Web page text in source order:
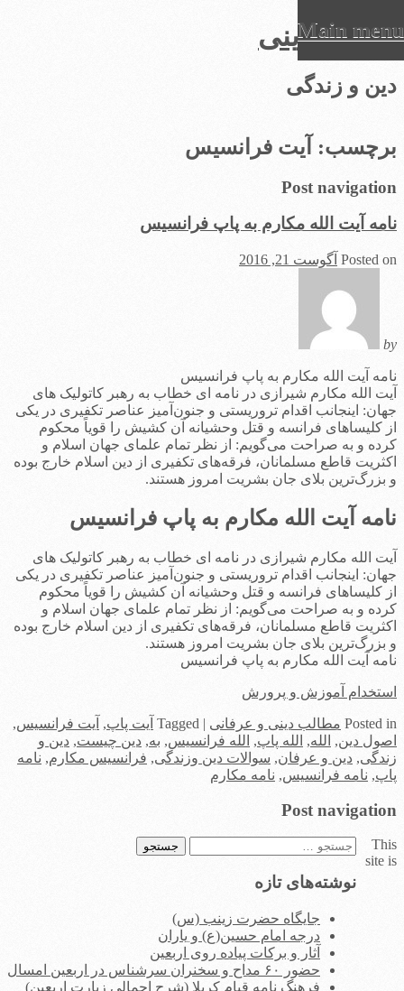
عرفان دینی
دین و زندگی
Main menu
to
content
برچسب: آیت فرانسیس
Post navigation
نامه آیت الله مکارم به پاپ فرانسیس
Posted on آگوست 21, 2016
by
نامه آیت الله مکارم به پاپ فرانسیس
آیت الله مکارم شیرازی در نامه ای خطاب به رهبر کاتولیک های
جهان: اینجانب اقدام تروریستی و جنون‌آمیز عناصر تکفیری در یکی
از کلیساهای فرانسه و قتل وحشیانه آن کشیش را قویاً محکوم
کرده و به صراحت می‌گویم: از نظر تمام علمای جهان اسلام و
اکثریت قاطع مسلمانان، فرقه‌های تکفیری از دین اسلام خارج بوده
و بزرگ‌ترین بلای جان بشریت امروز هستند.
نامه آیت الله مکارم به پاپ فرانسیس
آیت الله مکارم شیرازی در نامه ای خطاب به رهبر کاتولیک های
جهان: اینجانب اقدام تروریستی و جنون‌آمیز عناصر تکفیری در یکی
از کلیساهای فرانسه و قتل وحشیانه آن کشیش را قویاً محکوم
کرده و به صراحت می‌گویم: از نظر تمام علمای جهان اسلام و
اکثریت قاطع مسلمانان، فرقه‌های تکفیری از دین اسلام خارج بوده
و بزرگ‌ترین بلای جان بشریت امروز هستند.
نامه آیت الله مکارم به پاپ فرانسیس
استخدام آموزش و پرورش
Posted in مطالب دینی و عرفانی |
Tagged آیت پاپ, آیت فرانسیس,
اصول دین, الله, الله پاپ, الله فرانسیس, به, دین چیست, دین و
زندگی, دین و عرفان, سوالات دین وزندگی, فرانسیس مکارم, نامه
پاپ, نامه فرانسیس, نامه مکارم
Post navigation
جستجو
نوشته‌های تازه
جایگاه حضرت زینب (س)
درجه امام حسین(ع) و یاران
آثار و برکات پیاده روی اربعین
حضور ۶۰ مداح و سخنران سرشناس در اربعین امسال
فرهنگ نامه قیام کربلا (شرح اجمالی زیارت اربعین)
This
site is